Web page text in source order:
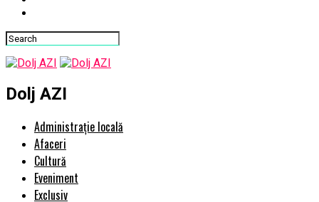
Dolj AZI
Administrație locală
Afaceri
Cultură
Eveniment
Exclusiv